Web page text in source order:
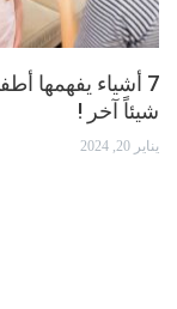
7 أشياء يفهمها
شيئاً آخر !
يناير 20, 2024